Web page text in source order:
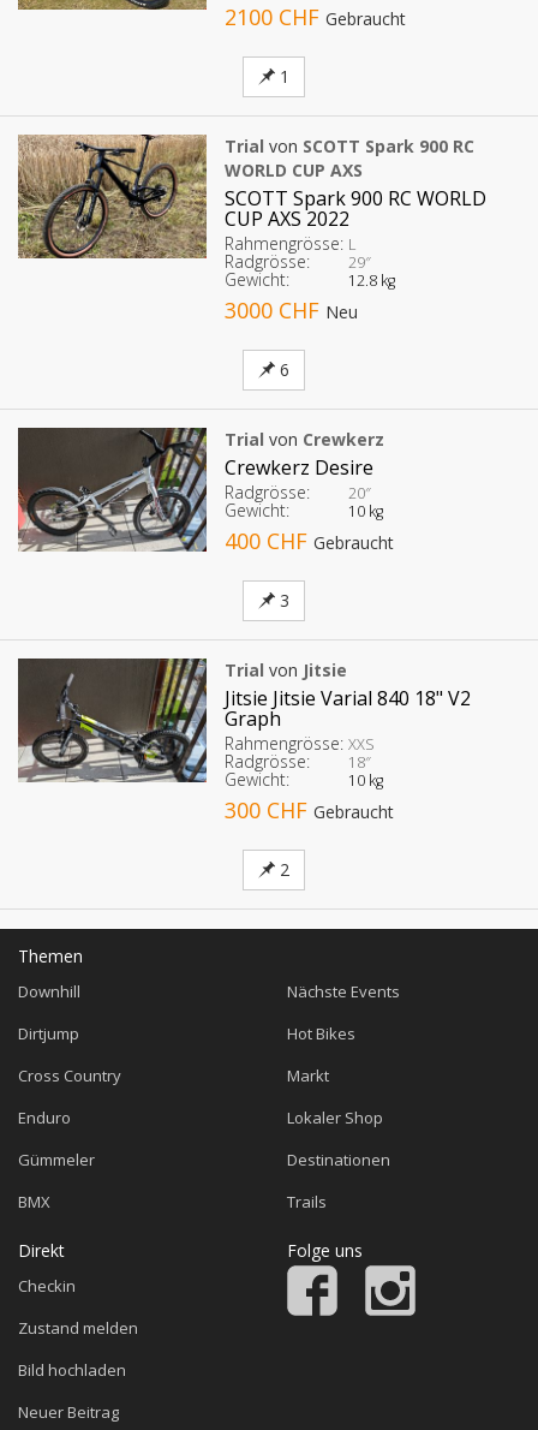
2100 CHF Gebraucht
1
Trial von SCOTT Spark 900 RC
WORLD CUP AXS
SCOTT Spark 900 RC WORLD
CUP AXS 2022
Rahmengrösse: L
Radgrösse: 29″
Gewicht: 12.8 kg
3000 CHF Neu
6
Trial von Crewkerz
Crewkerz Desire
Radgrösse: 20″
Gewicht: 10 kg
400 CHF Gebraucht
3
Trial von Jitsie
Jitsie Jitsie Varial 840 18" V2
Graph
Rahmengrösse: XXS
Radgrösse: 18″
Gewicht: 10 kg
300 CHF Gebraucht
2
Themen
Downhill
Dirtjump
Cross Country
Enduro
Gümmeler
BMX
Nächste Events
Hot Bikes
Markt
Lokaler Shop
Destinationen
Trails
Direkt
Checkin
Zustand melden
Bild hochladen
Neuer Beitrag
Folge uns